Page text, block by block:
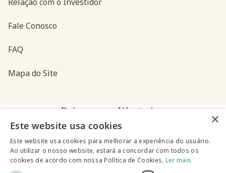
Fale Conosco
FAQ
Mapa do Site
Baixe o app Westwing
×
Este website usa cookies
Este website usa cookies para melhorar a experiência do usuário.
Ao utilizar o nosso website, estará a concordar com todos os
cookies de acordo com nossa Política de Cookies. Ler mais